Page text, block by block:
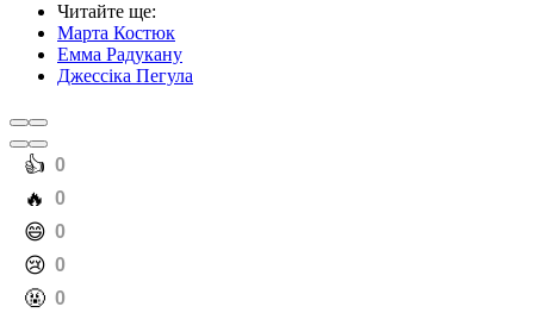
Читайте ще:
Марта Костюк
Емма Радукану
Джессіка Пегула
️👍 0
️🔥 0
️😄 0
️😢 0
️🤬 0